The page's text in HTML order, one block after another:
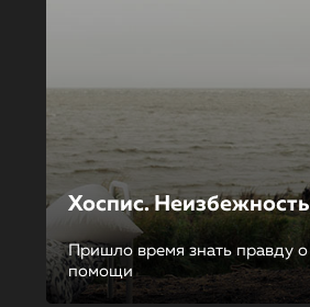
Хоспис.
Пришло время знать правду
помощи